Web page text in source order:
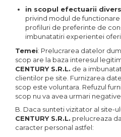
in scopul efectuarii
privind modul de
profiluri de preferinte de
imbunatatiri experientei
Temei: Prelucrarea datelor
scop are la baza interesul
CENTURYS.R.L. de a
clientilor pe site. Furnizarea
scop este voluntara. Refuzul
scop nu va avea urmari
B. Daca sunteti vizitator al site-
CENTURYS.R.L. prelucreaza
caracter personal astfel: